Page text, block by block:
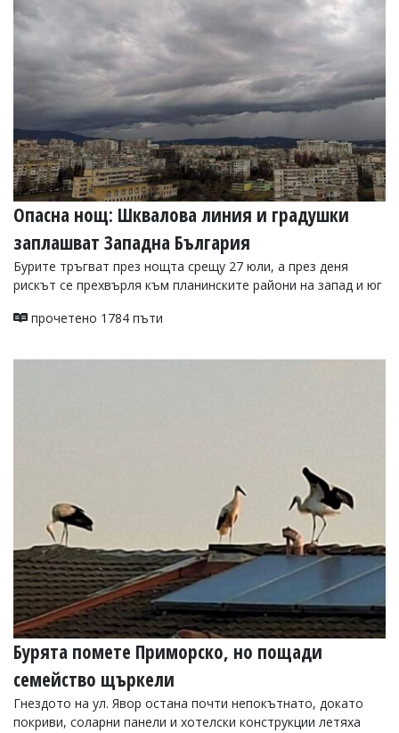
СПОРТ
РАЗСЛЕДВАНЕ
Управители:
Веселин
Василев,
email:
v.vasilev@flagman.bg
Катя
еmail: k.kassabova@flagman.bg
редактор:
читателите
редакцията
не
носи
отговорност
за
тях!
Ако
откриете
обиден
за
вас
коментар,
Опасна нощ: Шквалова линия и градушки
заплашват Западна България
Бурите тръгват през нощта срещу 27 юли, а през деня
рискът се прехвърля към планинските райони на запад и юг
прочетено 1784 пъти
Бурята помете Приморско, но пощади
семейство щъркели
Гнездото на ул. Явор остана почти непокътнато, докато
покриви, соларни панели и хотелски конструкции летяха